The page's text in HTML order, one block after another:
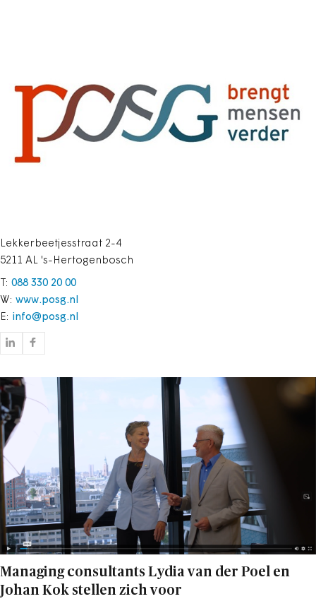
Lekkerbeetjesstraat 2-4
5211 AL 's-Hertogenbosch
T: 088 330 20 00
W: www.posg.nl
E: info@posg.nl
Managing consultants Lydia van der Poel en
Johan Kok stellen zich voor